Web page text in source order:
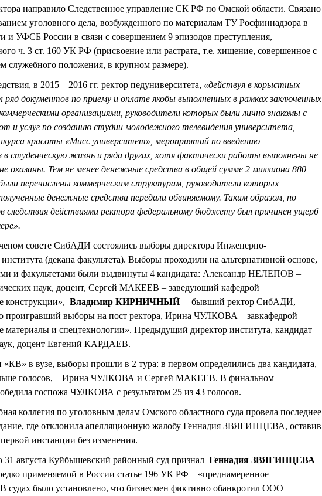
направило Следственное управление СК РФ по Омской области. Связано
уголовного дела, возбужденного по материалам ТУ Росфиннадзора в
и УФСБ России в связи с совершением 9 эпизодов преступления,
ч. 3 ст. 160 УК РФ (присвоение или растрата, т.е. хищение, совершенное с
служебного положения, в крупном размере).
в 2015 – 2016 гг. ректор педуниверситета, «действуя в корыстных
ряд документов по приему и оплате якобы выполненных в рамках заключенных
организациями, руководители которых были лично знакомы с
и услуг по созданию студии молодежного телевидения университета,
красоты «Мисс университет», мероприятий по введению
в студенческую жизнь и ряда других, хотя фактически работы выполнены не
оказаны. Тем не менее денежные средства в общей сумме 2 миллиона 880
перечислены коммерческим структурам, руководители которых
денежные средства передали обвиняемому. Таким образом, по
следствия действиями ректора федеральному бюджету был причинен ущерб
совете СибАДИ состоялись выборы директора Инженерно-
института (декана факультета). Выборы проходили на альтернативной основе,
и факультетами были выдвинуты 4 кандидата: Александр НЕЛЕПОВ –
наук, доцент, Сергей МАКЕЕВ – заведующий кафедрой
конструкции», Владимир КИРНИЧНЫЙ – бывший ректор СибАДИ,
проигравший выборы на пост ректора, Ирина ЧУЛКОВА – завкафедрой
материалы и спецтехнологии». Предыдущий директор института, кандидат
доцент Евгений КАРДАЕВ.
«КВ» в вузе, выборы прошли в 2 тура: в первом определились два кандидата,
голосов, – Ирина ЧУЛКОВА и Сергей МАКЕЕВ. В финальном
госпожа ЧУЛКОВА с результатом 25 из 43 голосов.
коллегия по уголовным делам Омского областного суда провела последнее
где отклонила апелляционную жалобу Геннадия ЗВЯГИНЦЕВА, оставив
инстанции без изменения.
августа Куйбышевский районный суд признал Геннадия ЗВЯГИНЦЕВА
применяемой в России статье 196 УК РФ – «преднамеренное
В судах было установлено, что бизнесмен фиктивно обанкротил ООО